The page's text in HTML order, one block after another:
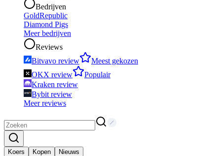
Bedrijven
GoldRepublic
Diamond Pigs
Meer bedrijven
Reviews
Bitvavo review
Meest gekozen
OKX review
Populair
Kraken review
Bybit review
Meer reviews
Koers Kopen Nieuws